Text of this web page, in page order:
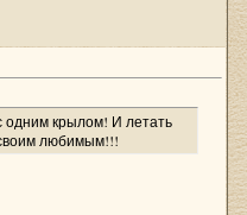
одним крылом! И летать
любимым!!!